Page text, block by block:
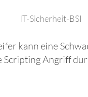
IT-Sicherheit-BSI
kann eine
Scripting Angriff